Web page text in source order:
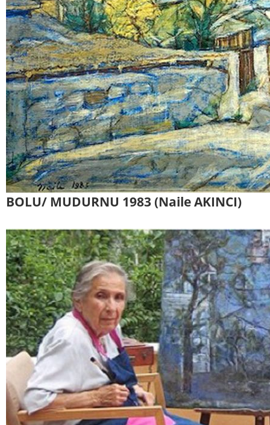
BOLU/ MUDURNU 1983 (Naile AKINCI)